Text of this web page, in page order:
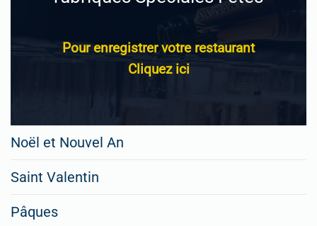
Pour enregistrer votre restaurant
Cliquez ici
Noël et Nouvel An
Saint Valentin
Pâques